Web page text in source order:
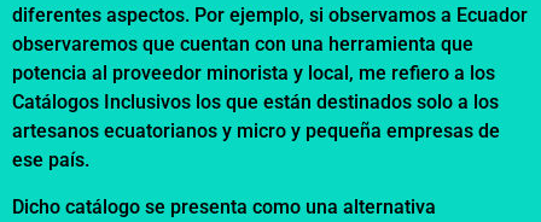
diferentes aspectos. Por ejemplo, si observamos a Ecuador
observaremos que cuentan con una herramienta que
potencia al proveedor minorista y local, me refiero a los
Catálogos Inclusivos los que están destinados solo a los
artesanos ecuatorianos y micro y pequeña empresas de
ese país.
Dicho catálogo se presenta como una alternativa